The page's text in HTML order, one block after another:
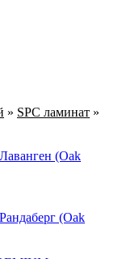
» SPC ламинат »
(Oak
(Oak